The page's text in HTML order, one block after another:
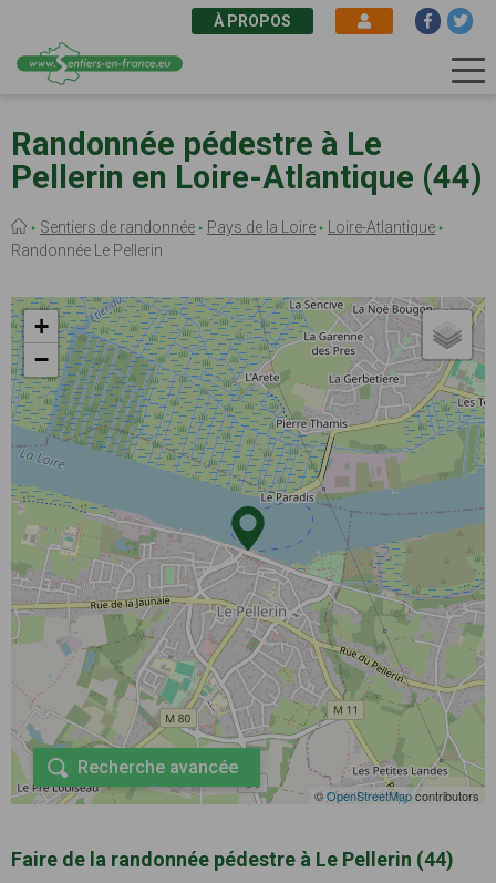
au
contenu
principal
À PROPOS
Randonnée pédestre à Le
Pellerin en Loire-Atlantique (44)
Fil
d'Ariane
Sentiers de randonnée Pays de la Loire
Loire-Atlantique
Randonnée Le Pellerin
+
−
©OpenStreetMapcontributors
Recherche avancée
Faire de la randonnée pédestre à Le Pellerin (44)